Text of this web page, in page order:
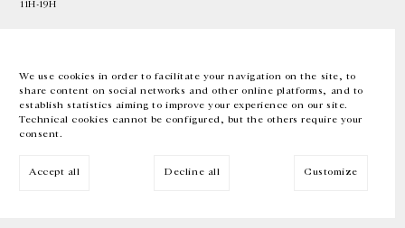
We use cookies in order to facilitate your navigation on the site, to
share content on social networks and other online platforms, and to
establish statistics aiming to improve your experience on our site.
Technical cookies cannot be configured, but the others require your
consent.
Accept all Decline all Customize
11H-19H
EN FR 中文 Facebook Instagram
Inscrivez-vous à notre newsletter